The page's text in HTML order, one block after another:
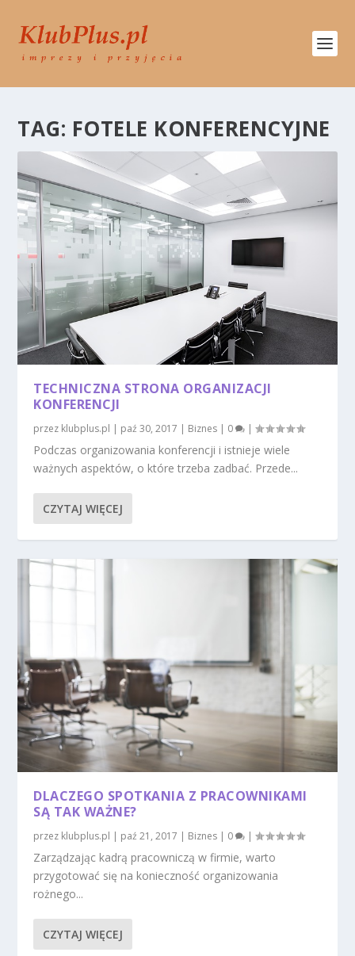
TAG: FOTELE KONFERENCYJNE
TECHNICZNA STRONA ORGANIZACJI
KONFERENCJI
przez klubplus.pl | paź 30, 2017 | Biznes | 0 |
Podczas organizowania konferencji i istnieje wiele
ważnych aspektów, o które trzeba zadbać. Przede...
CZYTAJ WIĘCEJ
DLACZEGO SPOTKANIA Z PRACOWNIKAMI
SĄ TAK WAŻNE?
przez klubplus.pl | paź 21, 2017 | Biznes | 0 |
Zarządzając kadrą pracowniczą w firmie, warto
przygotować się na konieczność organizowania
rożnego...
CZYTAJ WIĘCEJ